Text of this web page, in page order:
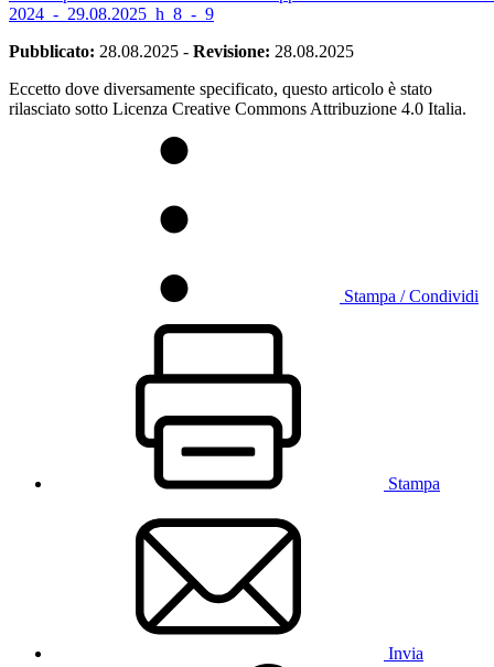
2024_-_29.08.2025_h_8_-_9
Pubblicato: 28.08.2025 - Revisione: 28.08.2025
Eccetto dove diversamente specificato, questo articolo è stato
rilasciato sotto Licenza Creative Commons Attribuzione 4.0 Italia.
Stampa / Condividi
Stampa
Invia